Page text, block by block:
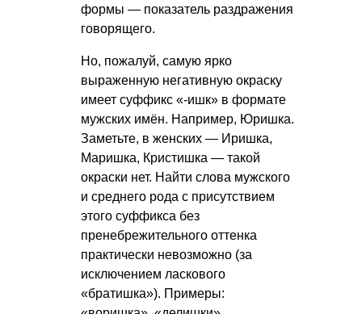
формы — показатель раздражения
говорящего.
Но, пожалуй, самую ярко
выраженную негативную окраску
имеет суффикс «-ишк» в формате
мужских имён. Например, Юришка.
Заметьте, в женских — Иришка,
Маришка, Кристишка — такой
окраски нет. Найти слова мужского
и среднего рода с присутствием
этого суффикса без
пренебрежительного оттенка
практически невозможно (за
исключением ласкового
«братишка»). Примеры: